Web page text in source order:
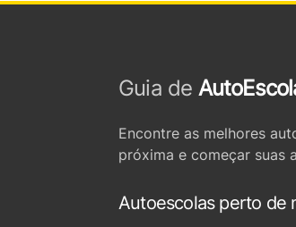
Guia de
Encontre as melhores
próxima e começar suas
Autoescolas perto de